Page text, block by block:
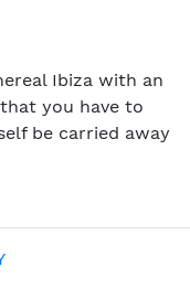
Ibiza with an
you have to
be carried away